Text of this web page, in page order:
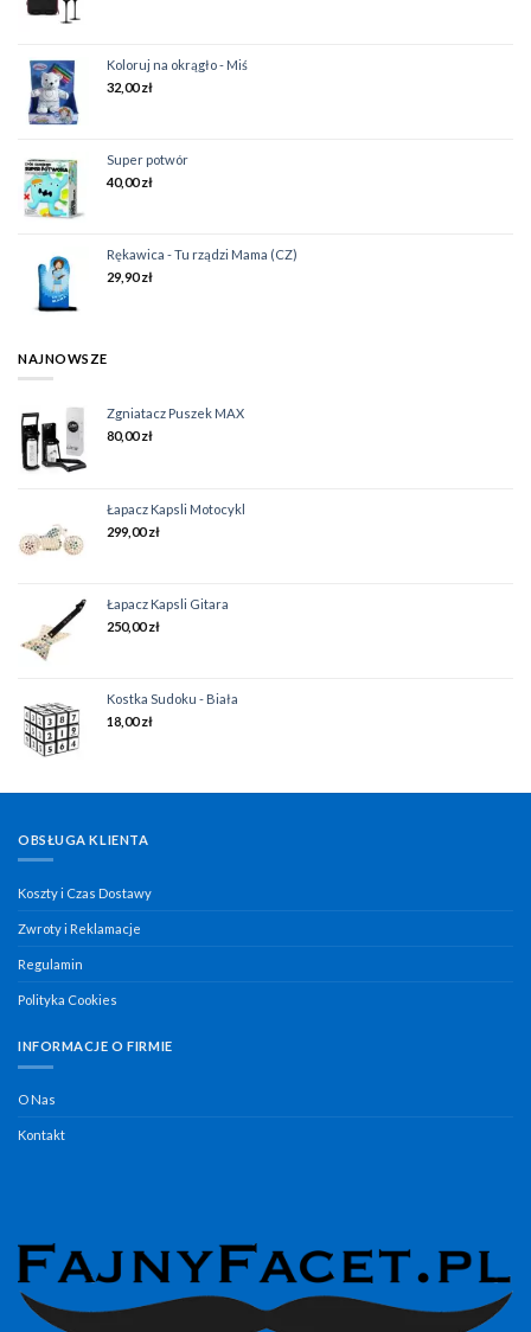
Koloruj na okrągło - Miś
32,00zł
Super potwór
40,00zł
Rękawica - Tu rządzi Mama (CZ)
29,90zł
NAJNOWSZE
Zgniatacz Puszek MAX
80,00zł
Łapacz Kapsli Motocykl
299,00zł
Łapacz Kapsli Gitara
250,00zł
Kostka Sudoku - Biała
18,00zł
OBSŁUGA KLIENTA
Koszty i Czas Dostawy
Zwroty i Reklamacje
Regulamin
Polityka Cookies
INFORMACJE O FIRMIE
O Nas
Kontakt